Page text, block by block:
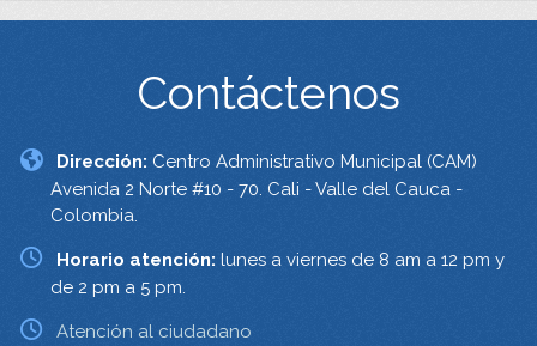
Contáctenos
Dirección: Centro Administrativo Municipal (CAM)
Avenida 2 Norte #10 - 70. Cali - Valle del Cauca -
Colombia.
Horario atención: lunes a viernes de 8 am a 12 pm y
de 2 pm a 5 pm.
Atención al ciudadano